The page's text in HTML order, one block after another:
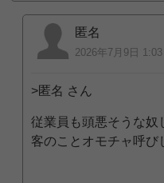
匿名
2026年7月9日 1:03
>匿名 さん
従業員も頭悪そうな奴
客のことオモチャ呼び